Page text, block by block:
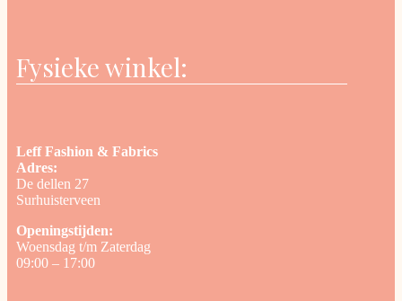
Fysieke winkel:
Leff Fashion & Fabrics
Adres:
De dellen 27
Surhuisterveen
Openingstijden:
Woensdag t/m Zaterdag
09:00 – 17:00